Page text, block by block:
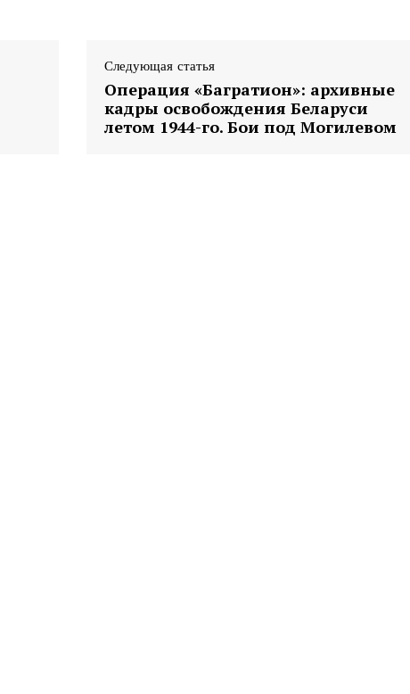
Следующая статья
Операция «Багратион»: архивные
кадры освобождения Беларуси
летом 1944-го. Бои под Могилевом